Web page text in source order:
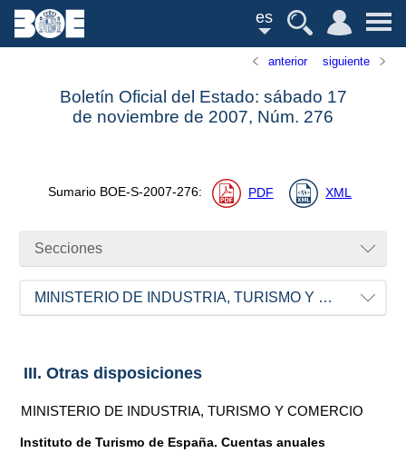
es
anterior siguiente
Boletín Oficial del Estado: sábado 17
de noviembre de 2007, Núm. 276
Sumario BOE-S-2007-276: PDF XML
Secciones
MINISTERIO DE INDUSTRIA, TURISMO Y COMERCIO
III. Otras disposiciones
MINISTERIO DE INDUSTRIA, TURISMO Y COMERCIO
Instituto de Turismo de España. Cuentas anuales